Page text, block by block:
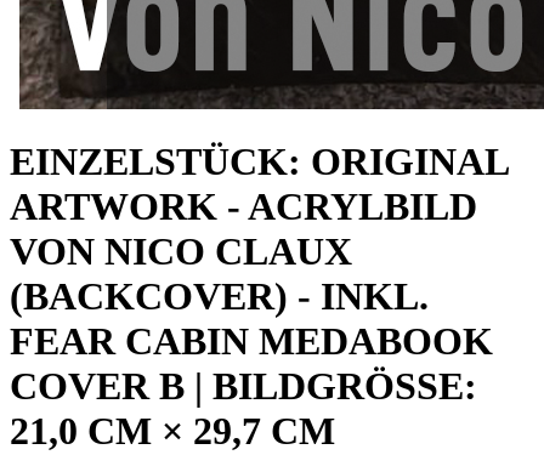
EINZELSTÜCK: ORIGINAL
ARTWORK - ACRYLBILD
VON NICO CLAUX
(BACKCOVER) - INKL.
FEAR CABIN MEDABOOK
COVER B | BILDGRÖSSE:
21,0 CM × 29,7 CM